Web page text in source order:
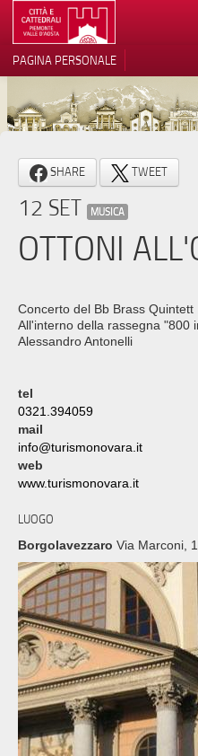
TERRITORIO
ARCHITETTURE
MUSEI
ITINERARI
EVENTI
VOLONTARI
CONTATTI
PAGINA PERSONALE
SHARE TWEET
12 SET MUSICA
OTTONI
Concerto del Bb Brass Quintett
All'interno della rassegna "800
Alessandro Antonelli
tel
0321.394059
mail
info@turismonovara.it
web
www.turismonovara.it
LUOGO
Borgolavezzaro Via Marconi, 1
Informativa sulla
Le tue